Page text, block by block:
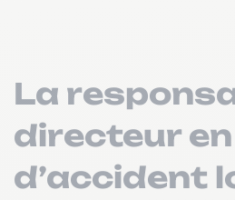
La
directeur
d’accident